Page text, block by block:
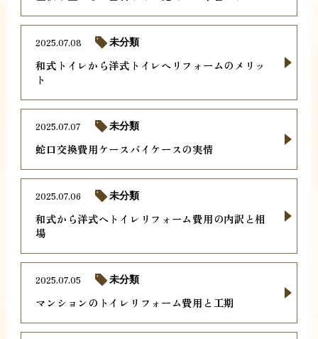
和式トイレから洋式トイレへリフォームのメリッ
ト
2025.07.08 未分類
蛇口交換費用ケースバイケースの実情
2025.07.07 未分類
和式から洋式へトイレリフォーム費用の内訳と相
場
2025.07.06 未分類
マンションのトイレリフォーム費用と工期
2025.07.05 未分類